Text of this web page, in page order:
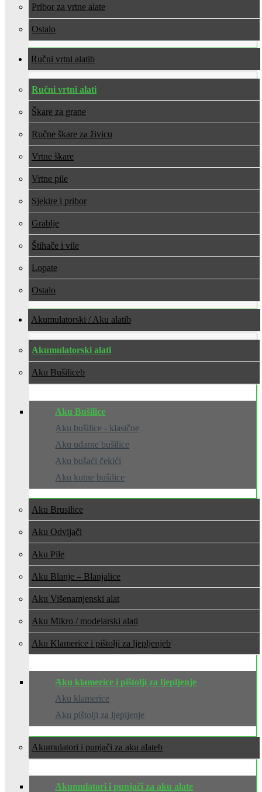
Pribor za vrtne alate
Ostalo
Ručni vrtni alati
Ručni vrtni alati
Škare za grane
Ručne škare za živicu
Vrtne škare
Vrtne pile
Sjekire i pribor
Grablje
Štihače i vile
Lopate
Ostalo
Akumulatorski / Aku alati
Akumulatorski alati
Aku Bušilice
Aku Bušilice
Aku bušilice - klasične
Aku udarne bušilice
Aku bušaći čekići
Aku kutne bušilice
Aku Brusilice
Aku Odvijači
Aku Pile
Aku Blanje – Blanjalice
Aku Višenamjenski alat
Aku Mikro / modelarski alati
Aku Klamerice i pištolji za ljepljenje
Aku klamerice i pištolji za ljepljenje
Aku klamerice
Aku pištolji za ljepljenje
Akumulatori i punjači za aku alate
Akumulatori i punjači za aku alate